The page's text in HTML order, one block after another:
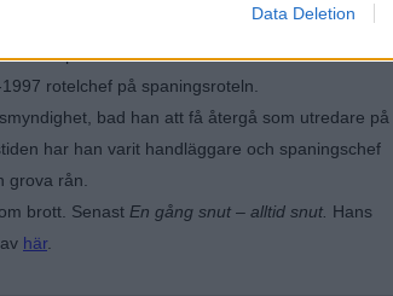
Data Deletion
hela sin tid inom kriminalpolisen arbetat med
ett par år var han rotelchef för en rotel med
rotelchef på spaningsroteln.
bad han att få återgå som utredare på
har han varit handläggare och spaningschef
grova rån.
brott. Senast En gång snut – alltid snut. Hans
här.